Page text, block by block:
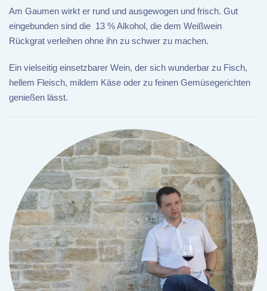
Am Gaumen wirkt er rund und ausgewogen und frisch. Gut
eingebunden sind die 13 % Alkohol, die dem Weißwein
Rückgrat verleihen ohne ihn zu schwer zu machen.
Ein vielseitig einsetzbarer Wein, der sich wunderbar zu Fisch,
hellem Fleisch, mildem Käse oder zu feinen Gemüsegerichten
genießen lässt.